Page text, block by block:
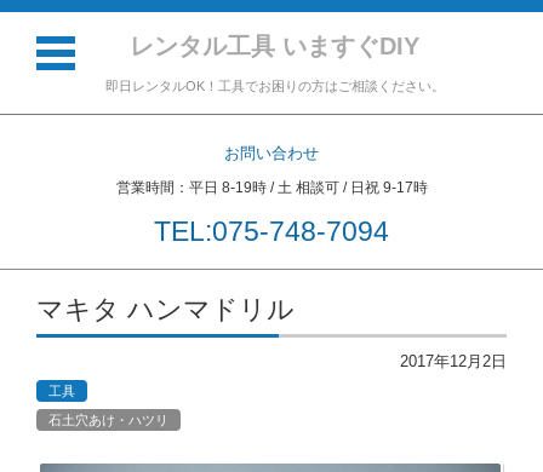
レンタル工具 いますぐDIY
即日レンタルOK！工具でお困りの方はご相談ください。
お問い合わせ
営業時間：平日 8-19時 / 土 相談可 / 日祝 9-17時
TEL:075-748-7094
コンテンツに移動
マキタ ハンマドリル
2017年12月2日
工具
石土穴あけ・ハツリ